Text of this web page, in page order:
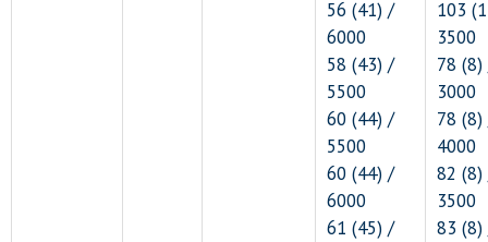
56 (41) /
6000
58 (43) /
5500
60 (44) /
5500
60 (44) /
6000
61 (45) /
103
3500
78
3000
78
4000
82
3500
83